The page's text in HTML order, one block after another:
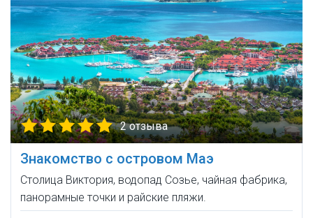
2 отзыва
Знакомство с островом Маэ
Столица Виктория, водопад Созье, чайная фабрика,
панорамные точки и райские пляжи.